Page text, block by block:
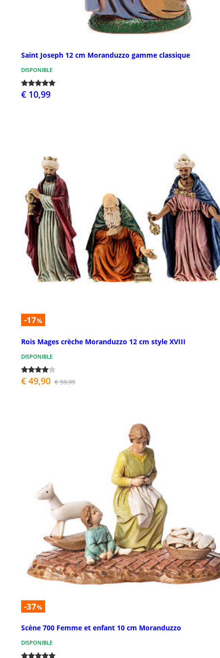
Saint Joseph 12 cm Moranduzzo gamme classique
DISPONIBLE
€ 10,99
-17%
Rois Mages crèche Moranduzzo 12 cm style XVIII
DISPONIBLE
€ 49,90 € 59,99
-37%
Scène 700 Femme et enfant 10 cm Moranduzzo
DISPONIBLE